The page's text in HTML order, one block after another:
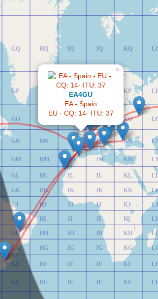
GE
GF
GG
GH
GI
GJ
GK
GL
GM
GN
GO
GP
GQ
HE
HF
HG
HH
HI
HJ
HK
HL
HM
HN
HQ
IE
IF
IG
IH
II
IJ
IK
IL
IM
IN
IO
IP
IQ
JE
JF
JG
JH
JI
JJ
JK
JL
JM
JN
JQ
KE
KF
KG
KH
KI
KJ
KK
KL
KM
KN
KO
KP
KQ
LI
LJ
EA4GU
EA - Spain
EU - CQ: 14- ITU: 37
×